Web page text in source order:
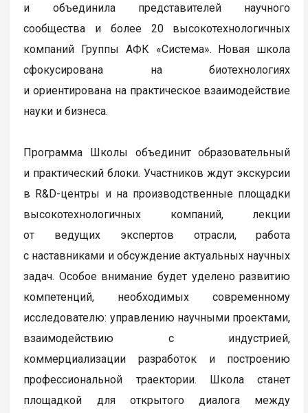
и объединила представителей научного
сообщества и более 20 высокотехнологичных
компаний Группы АФК «Система». Новая школа
сфокусирована на биотехнологиях
и ориентирована на практическое взаимодействие
науки и бизнеса.
Программа Школы объединит образовательный
и практический блоки. Участников ждут экскурсии
в R&D-центры и на производственные площадки
высокотехнологичных компаний, лекции
от ведущих экспертов отрасли, работа
с наставниками и обсуждение актуальных научных
задач. Особое внимание будет уделено развитию
компетенций, необходимых современному
исследователю: управлению научными проектами,
взаимодействию с индустрией,
коммерциализации разработок и построению
профессиональной траектории. Школа станет
площадкой для открытого диалога между